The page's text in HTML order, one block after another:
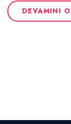
DEVAMINI